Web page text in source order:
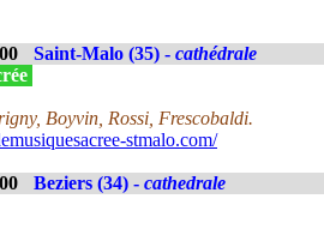
Saint-Malo (35) - cathédrale
Boyvin, Rossi, Frescobaldi.
stmalo.com/
Beziers (34) - cathedrale